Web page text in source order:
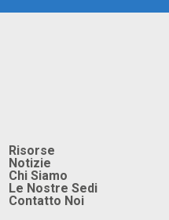
Risorse
Notizie
Chi Siamo
Le Nostre Sedi
Contatto Noi